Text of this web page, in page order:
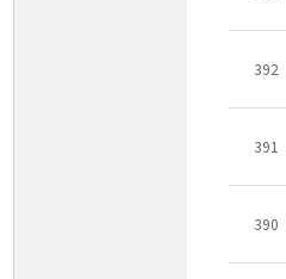
392
391
390